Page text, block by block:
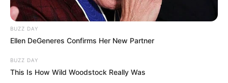
BUZZ DAY
Ellen DeGeneres Confirms Her New Partner
BUZZ DAY
This Is How Wild Woodstock Really Was